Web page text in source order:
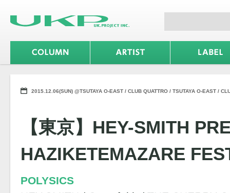
2015.12.06(SUN) @TSUTAYA O-EAST / CLUB QUATTRO / TSUTAYA O-EAST /
【東京】HEY-SMITH
HAZIKETEMAZARE
POLYSICS